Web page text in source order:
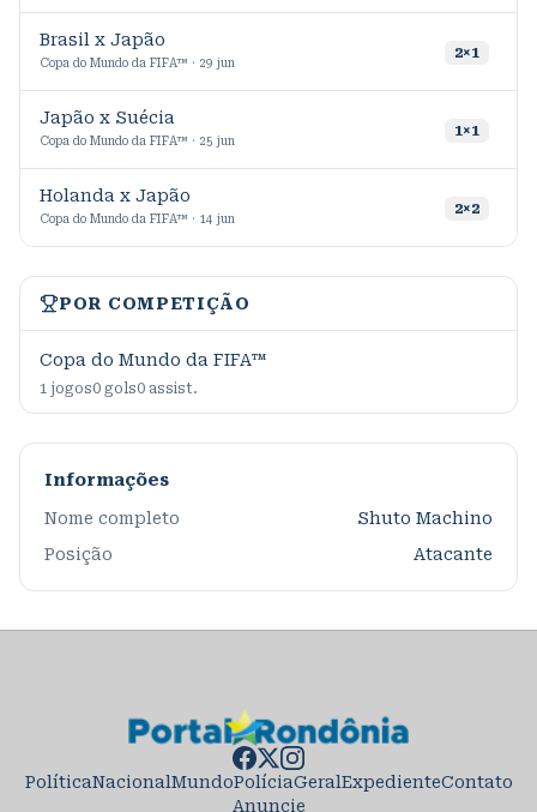
Brasil x Japão
Copa do Mundo da FIFA™ · 29 jun
2×1
Japão x Suécia
Copa do Mundo da FIFA™ · 25 jun
1×1
Holanda x Japão
Copa do Mundo da FIFA™ · 14 jun
2×2
POR COMPETIÇÃO
Copa do Mundo da FIFA™
1 jogos0 gols0 assist.
Informações
Nome completo
Shuto Machino
Posição
Atacante
PolíticaNacionalMundoPolíciaGeralExpedienteContato
Anuncie